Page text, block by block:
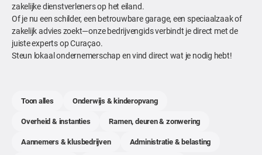
zakelijke dienstverleners op het eiland.
Of je nu een schilder, een betrouwbare garage, een speciaalzaak of
zakelijk advies zoekt—onze bedrijvengids verbindt je direct met de
juiste experts op Curaçao.
Steun lokaal ondernemerschap en vind direct wat je nodig hebt!
Toon alles
Onderwijs & kinderopvang
Overheid & instanties
Ramen, deuren & zonwering
Aannemers & klusbedrijven
Administratie & belasting